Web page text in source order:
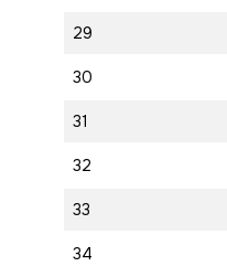
29
30
31
32
33
34